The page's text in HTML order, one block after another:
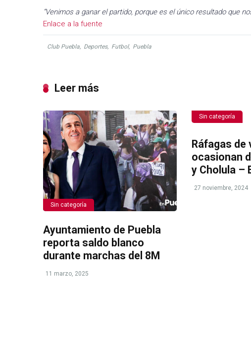
“Venimos a ganar el partido, porque es el único resultado que
Enlace a la fuente
Club Puebla, Deportes, Futbol, Puebla
Leer más
Sin categoría
Ayuntamiento de Puebla
reporta saldo blanco
durante marchas del 8M
11 marzo, 2025
Sin categoría
Ráfagas de
ocasionan
y Cholula –
27 noviembre, 2024